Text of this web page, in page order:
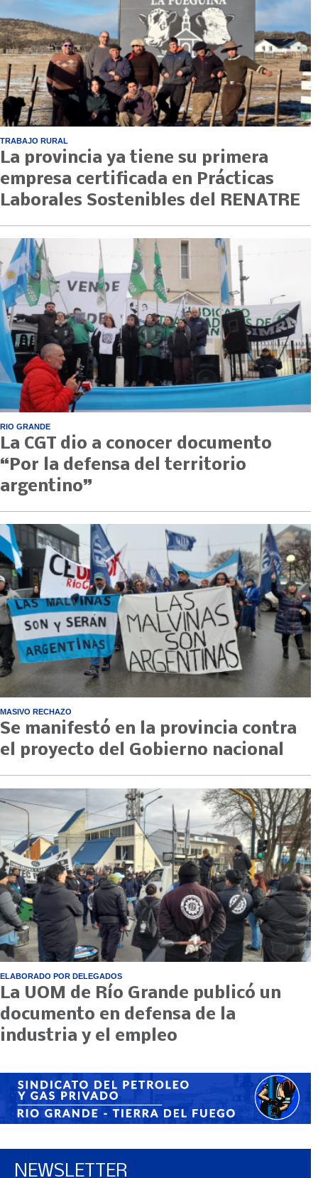
TRABAJO RURAL
La provincia ya tiene su primera
empresa certificada en Prácticas
Laborales Sostenibles del RENATRE
RIO GRANDE
La CGT dio a conocer documento
“Por la defensa del territorio
argentino”
MASIVO RECHAZO
Se manifestó en la provincia contra
el proyecto del Gobierno nacional
ELABORADO POR DELEGADOS
La UOM de Río Grande publicó un
documento en defensa de la
industria y el empleo
NEWSLETTER